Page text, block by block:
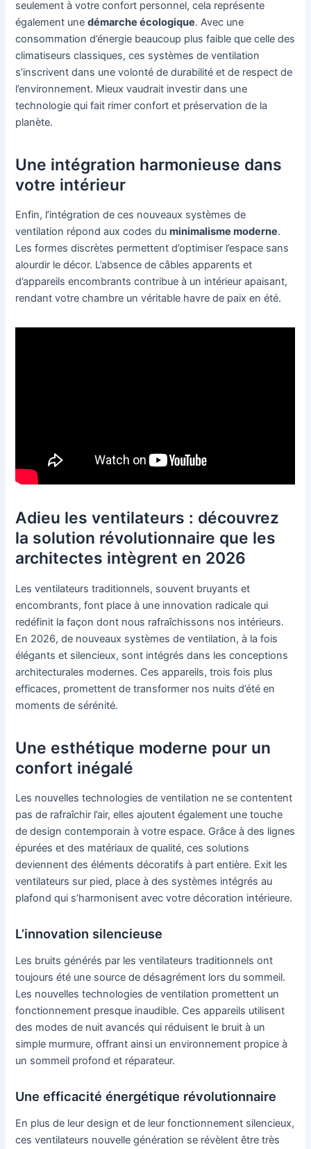
seulement à votre confort personnel, cela représente
également unedémarche écologique. Avec une
consommation d’énergie beaucoup plus faible que celle des
climatiseurs classiques, ces systèmes de ventilation
s’inscrivent dans une volonté de durabilité et de respect de
l’environnement. Mieux vaudrait investir dans une
technologie qui fait rimer confort et préservation de la
planète.
Une intégration harmonieuse dans
votre intérieur
Enfin, l’intégration de ces nouveaux systèmes de
ventilation répond aux codes duminimalisme moderne.
Les formes discrètes permettent d’optimiser l’espace sans
alourdir le décor. L’absence de câbles apparents et
d’appareils encombrants contribue à un intérieur apaisant,
rendant votre chambre un véritable havre de paix en été.
Adieu les ventilateurs : découvrez
la solution révolutionnaire que les
architectes intègrent en 2026
Les ventilateurs traditionnels, souvent bruyants et
encombrants, font place à une innovation radicale qui
redéfinit la façon dont nous rafraîchissons nos intérieurs.
En 2026, de nouveaux systèmes de ventilation, à la fois
élégants et silencieux, sont intégrés dans les conceptions
architecturales modernes. Ces appareils, trois fois plus
efficaces, promettent de transformer nos nuits d’été en
moments de sérénité.
Une esthétique moderne pour un
confort inégalé
Les nouvelles technologies de ventilation ne se contentent
pas de rafraîchir l’air, elles ajoutent également une touche
de design contemporain à votre espace. Grâce à des lignes
épurées et des matériaux de qualité, ces solutions
deviennent des éléments décoratifs à part entière. Exit les
ventilateurs sur pied, place à des systèmes intégrés au
plafond qui s’harmonisent avec votre décoration intérieure.
L’innovation silencieuse
Les bruits générés par les ventilateurs traditionnels ont
toujours été une source de désagrément lors du sommeil.
Les nouvelles technologies de ventilation promettent un
fonctionnement presque inaudible. Ces appareils utilisent
des modes de nuit avancés qui réduisent le bruit à un
simple murmure, offrant ainsi un environnement propice à
un sommeil profond et réparateur.
Une efficacité énergétique révolutionnaire
En plus de leur design et de leur fonctionnement silencieux,
ces ventilateurs nouvelle génération se révèlent être très